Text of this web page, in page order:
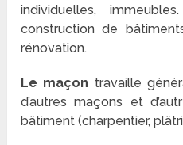
individuelles,
construction de
rénovation.
Le maçon travaille
d’autres maçons et
bâtiment (charpentier,